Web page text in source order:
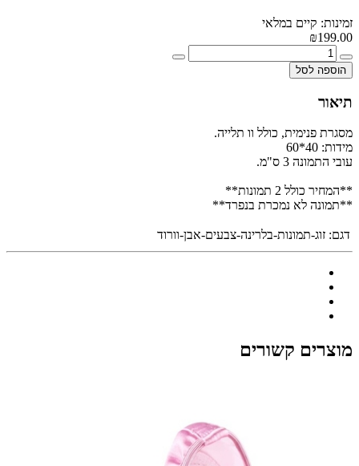
זמינות: קיים במלאי
₪199.00
הוספה לסל
תיאור
מסגרת פנימית, כולל וו תלייה.
מידות: 40*60
עובי התמונה 3 ס"מ.
**המחיר כולל 2 תמונות**
**תמונה לא נמכרת בנפרד**
דגם: זוג-תמונות-בלרינה-צבעים-אבן-וורוד
מוצרים קשורים